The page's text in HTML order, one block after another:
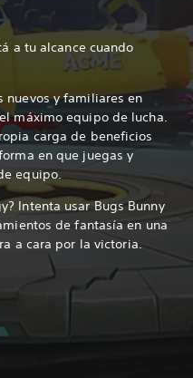
a tu alcance cuando
nuevos y familiares en
máximo equipo de lucha.
carga de beneficios
en que juegas y
equipo.
Intenta usar Bugs Bunny
de fantasía en una
a cara por la victoria.